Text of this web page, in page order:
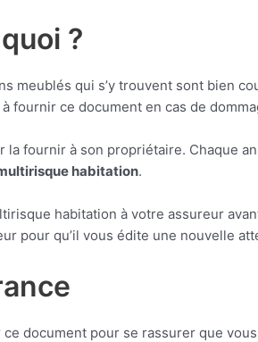
?
meublés qui s’y trouvent sont bien
fournir ce document en cas de
fournir à son propriétaire. Chaque
habitation.
habitation à votre assureur
pour qu’il vous édite une nouvelle
document pour se rassurer que